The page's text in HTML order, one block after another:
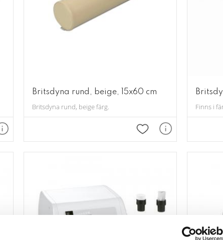
i favoriter
Britsdyna rund, beige, 15x60 cm
Britsdyna rund, beige färg.
Lägg till i favoriter
Finns i